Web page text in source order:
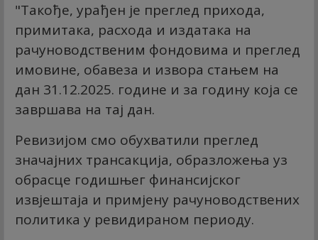
"Такође, урађен је преглед прихода,
примитака, расхода и издатака на
рачуноводственим фондовима и преглед
имовине, обавеза и извора стањем на
дан 31.12.2025. године и за годину која се
завршава на тај дан.
Ревизијом смо обухватили преглед
значајних трансакција, образложења уз
обрасце годишњег финансијског
извјештаја и примјену рачуноводствених
политика у ревидираном периоду.